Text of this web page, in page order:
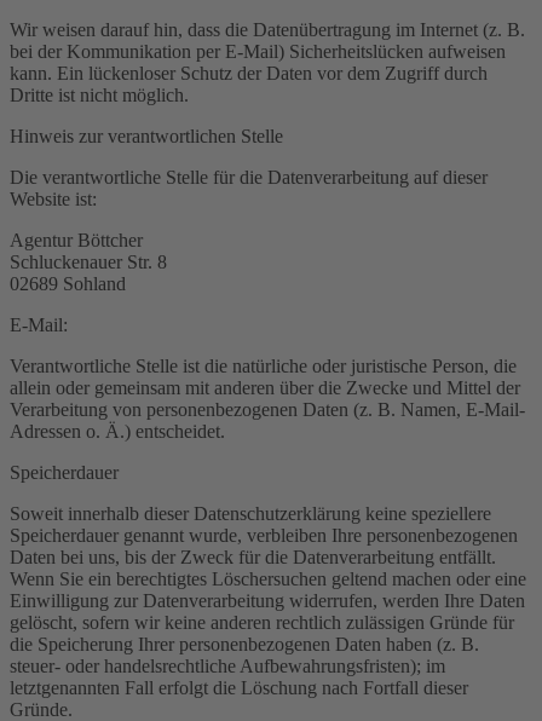
Wir weisen darauf hin, dass die Datenübertragung im Internet (z. B.
bei der Kommunikation per E-Mail) Sicherheitslücken aufweisen
kann. Ein lückenloser Schutz der Daten vor dem Zugriff durch
Dritte ist nicht möglich.
Hinweis zur verantwortlichen Stelle
Die verantwortliche Stelle für die Datenverarbeitung auf dieser
Website ist:
Agentur Böttcher
Schluckenauer Str. 8
02689 Sohland
E-Mail:
Verantwortliche Stelle ist die natürliche oder juristische Person, die
allein oder gemeinsam mit anderen über die Zwecke und Mittel der
Verarbeitung von personenbezogenen Daten (z. B. Namen, E-Mail-
Adressen o. Ä.) entscheidet.
Speicherdauer
Soweit innerhalb dieser Datenschutzerklärung keine speziellere
Speicherdauer genannt wurde, verbleiben Ihre personenbezogenen
Daten bei uns, bis der Zweck für die Datenverarbeitung entfällt.
Wenn Sie ein berechtigtes Löschersuchen geltend machen oder eine
Einwilligung zur Datenverarbeitung widerrufen, werden Ihre Daten
gelöscht, sofern wir keine anderen rechtlich zulässigen Gründe für
die Speicherung Ihrer personenbezogenen Daten haben (z. B.
steuer- oder handelsrechtliche Aufbewahrungsfristen); im
letztgenannten Fall erfolgt die Löschung nach Fortfall dieser
Gründe.